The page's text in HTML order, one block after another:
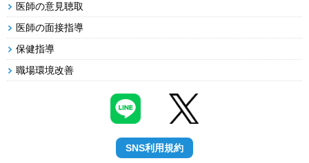
医師の意見聴取
医師の面接指導
保健指導
職場環境改善
SNS利用規約